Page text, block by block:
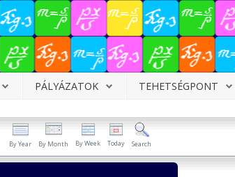
PÁLYÁZATOK TEHETSÉGPONT
By Year By Month By Week Today Search